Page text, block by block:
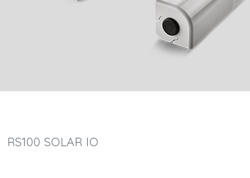
RS100 SOLAR IO